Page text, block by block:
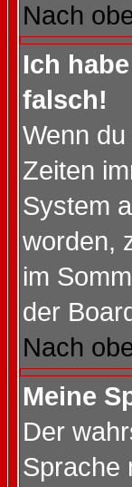
Nach
Ich
falsch!
Wenn
Zeiten
System
worden,
im
der
Nach
Meine
Der
Sprache